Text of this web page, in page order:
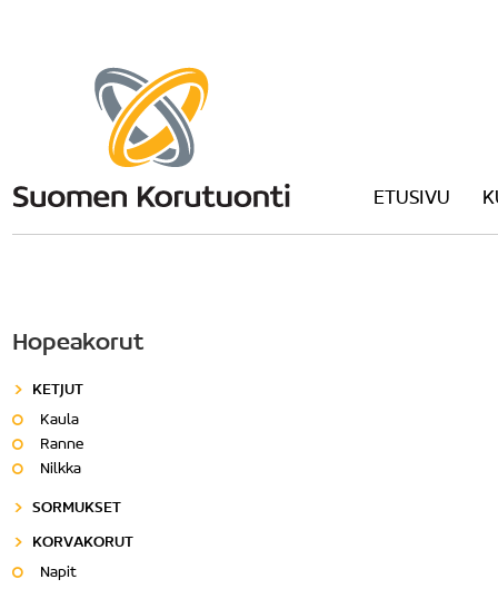
ETUSIVU
Hopeakorut
KETJUT
Kaula
Ranne
Nilkka
SORMUKSET
KORVAKORUT
Napit